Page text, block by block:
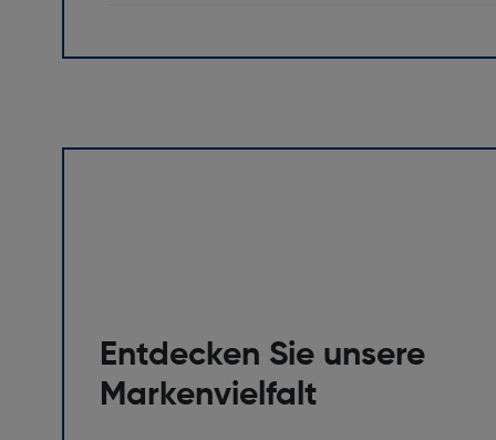
Produktfarbe: Orange
Entdecken Sie unsere
Markenvielfalt